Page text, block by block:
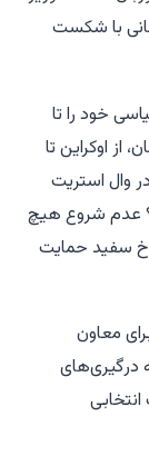
با شکست
خود را تا
اوکراین تا
۲۰۲۳ با مقاله‌ای در وال استریت
عدم شروع هیچ
سفید حمایت
معاون
درگیری‌های